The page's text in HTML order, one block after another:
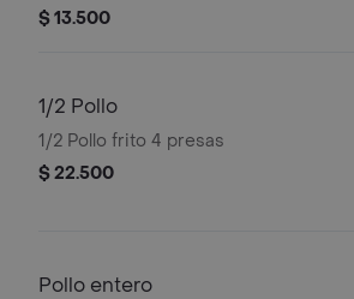
$ 13.500
1/2 Pollo
1/2 Pollo frito 4 presas
$ 22.500
Pollo entero